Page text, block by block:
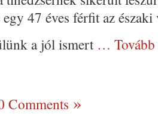
egy 47 éves férfit az
a jól ismert …
Comments